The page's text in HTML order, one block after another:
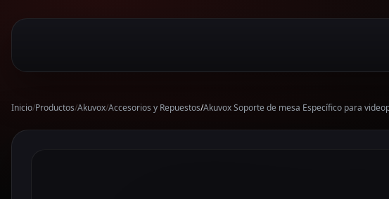
Inicio/Productos/Akuvox/Accesorios y Repuestos/Akuvox Soporte de mesa Específico para